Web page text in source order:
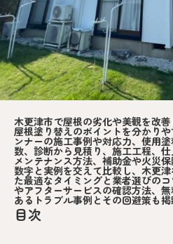
木更津市で屋根の劣化や美観を改
屋根塗り替えのポイントを分かり
ンナーの施工事例や対応力、使用
数、診断から見積り、施工工程、仕
メンテナンス方法、補助金や火災
数字と実例を交えて比較し、木更
た最適なタイミングと業者選びの
やアフターサービスの確認方法、
あるトラブル事例とその回避策も掲
目次